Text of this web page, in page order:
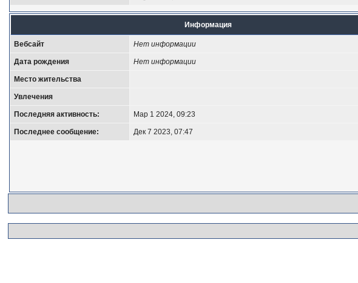
Информация
Вебсайт Нет информации
Дата рождения Нет информации
Место жительства
Увлечения
Последняя активность: Мар 1 2024, 09:23
Последнее сообщение: Дек 7 2023, 07:47